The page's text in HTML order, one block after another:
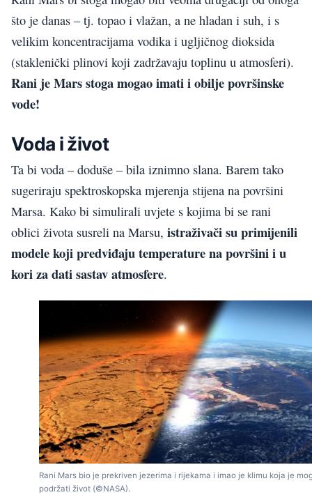
što je danas – tj. topao i vlažan, a ne hladan i suh, i s
velikim koncentracijama vodika i ugljičnog dioksida
(staklenički plinovi koji zadržavaju toplinu u atmosferi).
Rani je Mars stoga mogao imati i obilje površinske
vode!
Voda i život
Ta bi voda – doduše – bila iznimno slana. Barem tako
sugeriraju spektroskopska mjerenja stijena na površini
Marsa. Kako bi simulirali uvjete s kojima bi se rani
oblici života susreli na Marsu, istraživači su primijenili
modele koji predviđaju temperature na površini i u
kori za dati sastav atmosfere.
Rani Mars bio je prekriven jezerima i rijekama i imao je klimu koja je
podržati život (©NASA).